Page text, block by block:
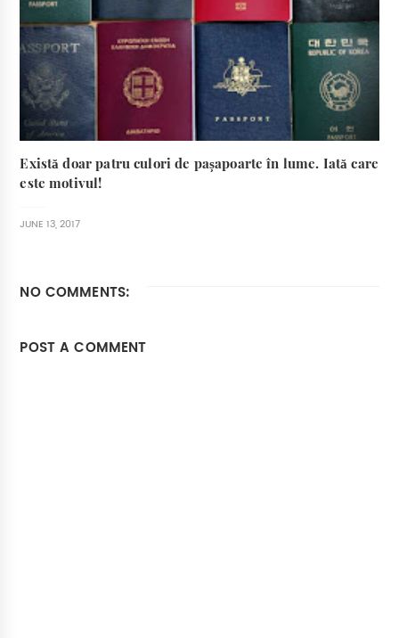
Există doar patru culori de pașapoarte în lume. Iată care
este motivul!
JUNE 13, 2017
NO COMMENTS:
POST A COMMENT